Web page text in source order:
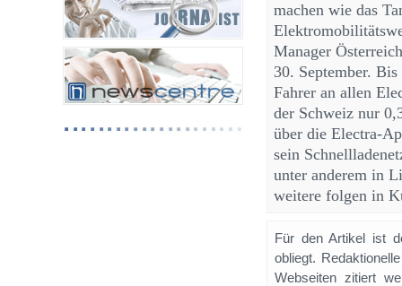
machen wie das
Manager
30. September.
Fahrer an allen
der Schweiz nur
über die Electra-
sein
unter anderem in
weitere folgen in
Für den Artikel ist
obliegt.
Webseiten zitiert